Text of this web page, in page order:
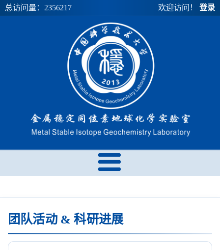
总访问量： 2356217 欢迎访问！ 登录
团队活动 & 科研进展